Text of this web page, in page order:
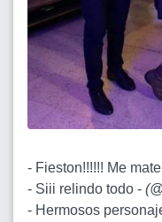
- Fieston!!!!!! Me
- Siii relindo todo - (
- Hermosos